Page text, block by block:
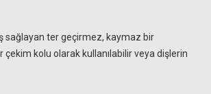
sağlayan ter geçirmez, kaymaz bir
kolu olarak kullanılabilir veya dişlerin